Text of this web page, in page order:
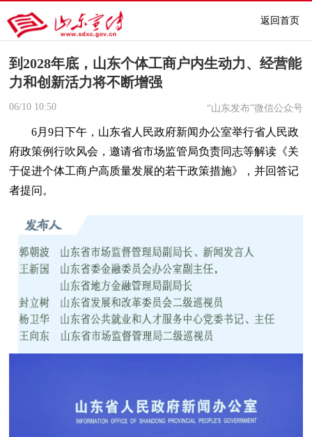
返回首页
到2028年底，山东个体工商户内生动力、经营能
力和创新活力将不断增强
06/10 10:50 “山东发布”微信公众号
6月9日下午，山东省人民政府新闻办公室举行省人民政
府政策例行吹风会，邀请省市场监管局负责同志等解读《关
于促进个体工商户高质量发展的若干政策措施》，并回答记
者提问。